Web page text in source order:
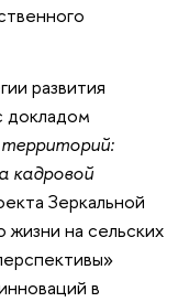
развития
докладом
территорий:
кадровой
Зеркальной
на сельских
в